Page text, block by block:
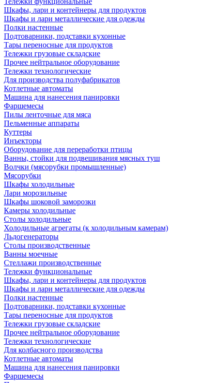
Шкафы, лари и контейнеры для продуктов
Шкафы и лари металлические для одежды
Полки настенные
Подтоварники, подставки кухонные
Тары переносные для продуктов
Тележки грузовые складские
Прочее нейтральное оборудование
Тележки технологические
Для производства полуфабрикатов
Котлетные автоматы
Машина для нанесения панировки
Фаршемесы
Пилы ленточные для мяса
Пельменные аппараты
Куттеры
Инъекторы
Оборудование для переработки птицы
Ванны, стойки для подвешивания мясных туш
Волчки (мясорубки промышленные)
Мясорубки
Шкафы холодильные
Лари морозильные
Шкафы шоковой заморозки
Камеры холодильные
Столы холодильные
Холодильные агрегаты (к холодильным камерам)
Льдогенераторы
Столы производственные
Ванны моечные
Стеллажи производственные
Тележки функциональные
Шкафы, лари и контейнеры для продуктов
Шкафы и лари металлические для одежды
Полки настенные
Подтоварники, подставки кухонные
Тары переносные для продуктов
Тележки грузовые складские
Прочее нейтральное оборудование
Тележки технологические
Для колбасного производства
Котлетные автоматы
Машина для нанесения панировки
Фаршемесы